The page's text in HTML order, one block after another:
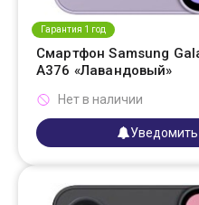
Гарантия 1 год
Смартфон Samsung
A376 «Лавандовый»
Нет в наличии
Уведомить